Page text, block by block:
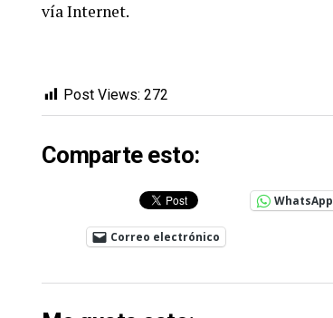
vía Internet.
Post Views: 272
Comparte esto:
WhatsApp
Correo electrónico